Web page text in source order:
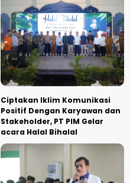
Ciptakan Iklim Komunikasi
Positif Dengan Karyawan dan
Stakeholder, PT PIM Gelar
acara Halal Bihalal